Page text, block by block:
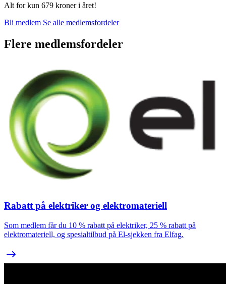
Alt for kun 679 kroner i året!
Bli medlem Se alle medlemsfordeler
Flere medlemsfordeler
Rabatt på elektriker og elektromateriell
Som medlem får du 10 % rabatt på elektriker, 25 % rabatt på
elektromateriell, og spesialtilbud på El-sjekken fra Elfag.